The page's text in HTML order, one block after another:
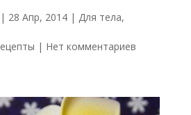
| 28 Апр, 2014| Для тела,
| Нет комментариев